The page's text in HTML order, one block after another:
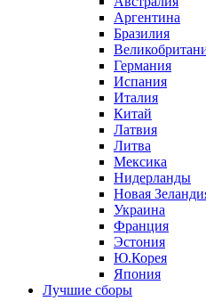
Аргентина
Бразилия
Германия
Испания
Италия
Китай
Латвия
Литва
Мексика
Нидерланды
Новая
Украина
Франция
Эстония
Ю.Корея
Япония
Лучшие сборы